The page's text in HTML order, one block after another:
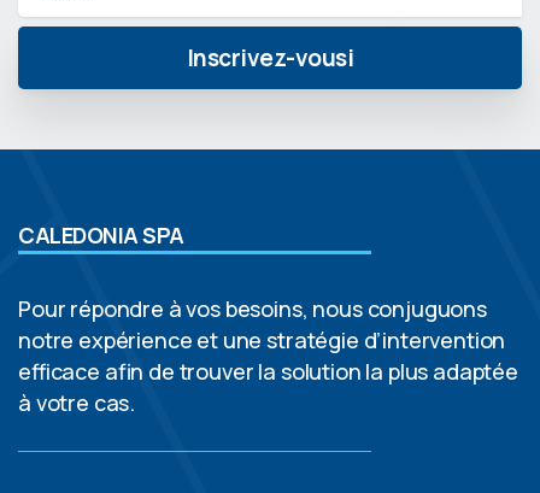
CALEDONIA SPA
Pour répondre à vos besoins, nous conjuguons
notre expérience et une stratégie d’intervention
efficace afin de trouver la solution la plus adaptée
à votre cas.